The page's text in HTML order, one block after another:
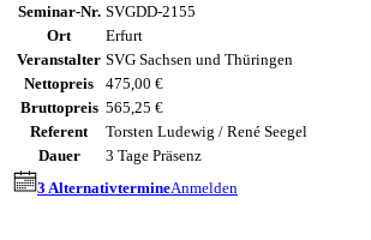
Seminar-Nr. SVGDD-2155
Ort
Erfurt
Veranstalter SVG Sachsen und Thüringen
Nettopreis
475,00 €
Bruttopreis 565,25 €
Referent
Torsten Ludewig / René Seegel
Dauer
3 Tage Präsenz
3 AlternativtermineAnmelden